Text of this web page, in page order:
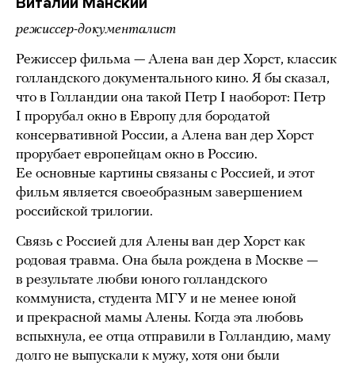
режиссер-документалист
Режиссер фильма — Алена ван дер Хорст, классик
голландского документального кино. Я бы сказал,
что в Голландии она такой Петр I наоборот: Петр
I прорубал окно в Европу для бородатой
консервативной России, а Алена ван дер Хорст
прорубает европейцам окно в Россию.
Ее основные картины связаны с Россией, и этот
фильм является своеобразным завершением
российской трилогии.
Связь с Россией для Алены ван дер Хорст как
родовая травма. Она была рождена в Москве —
в результате любви юного голландского
коммуниста, студента МГУ и не менее юной
и прекрасной мамы Алены. Когда эта любовь
вспыхнула, ее отца отправили в Голландию, маму
долго не выпускали к мужу, хотя они были